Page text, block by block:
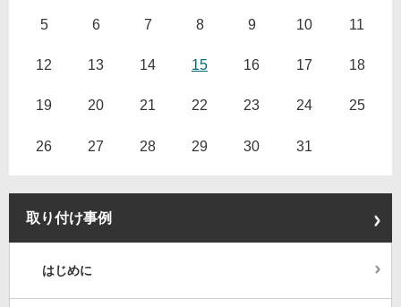
5 6 7 8 9 10 11
12 13 14 15 16 17 18
19 20 21 22 23 24 25
26 27 28 29 30 31
取り付け事例
はじめに